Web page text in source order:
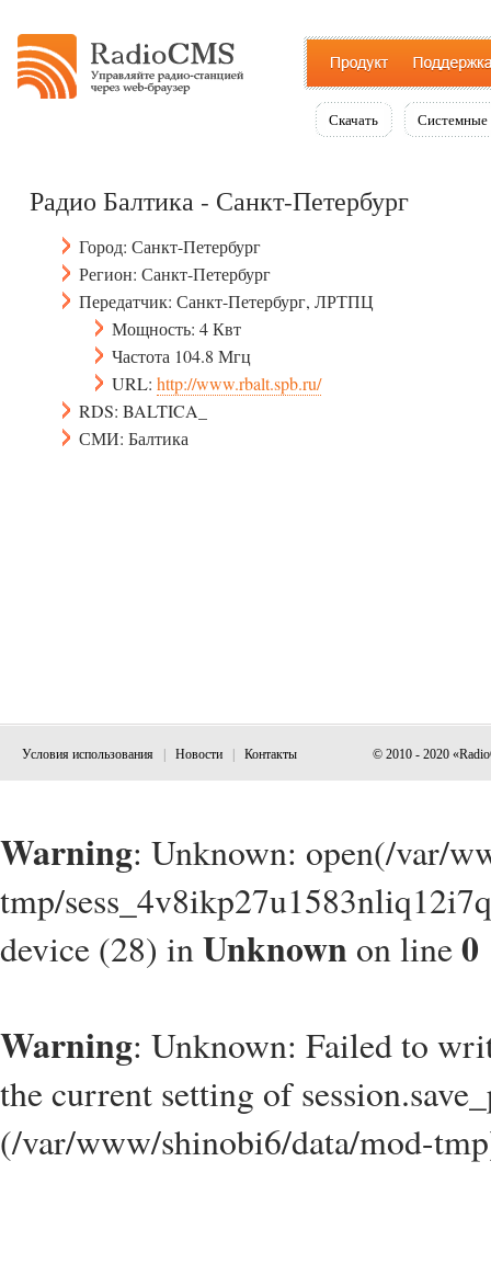
Скачать Системные
Радио Балтика - Санкт-Петербург
Город: Санкт-Петербург
Регион: Санкт-Петербург
Передатчик: Санкт-Петербург, ЛРТПЦ
Мощность: 4 Квт
Частота 104.8 Мгц
URL: http://www.rbalt.spb.ru/
RDS: BALTICA_
СМИ: Балтика
Условия использования Новости Контакты © 2010 - 2020
Warning: Unknown: open(/var/
tmp/
device (28) inUnknown on line0
Warning: Unknown: Failed to
the current setting of
(/var/www/shinobi6/data/mod-